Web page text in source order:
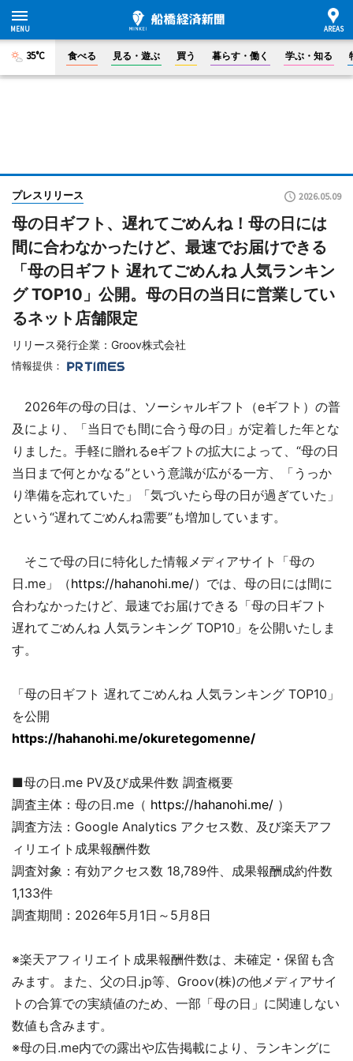
35°C 食べる 見る・遊ぶ 買う 暮らす・働く 学ぶ・知る
プレスリリース 2026.05.09
母の日ギフト、遅れてごめんね！母の日には
間に合わなかったけど、最速でお届けできる
「母の日ギフト 遅れてごめんね 人気ランキン
グ TOP10」公開。母の日の当日に営業してい
るネット店舗限定
リリース発行企業：Groov株式会社
情報提供：
2026年の母の日は、ソーシャルギフト（eギフト）の普
及により、「当日でも間に合う母の日」が定着した年とな
りました。手軽に贈れるeギフトの拡大によって、“母の日
当日まで何とかなる”という意識が広がる一方、「うっか
り準備を忘れていた」「気づいたら母の日が過ぎていた」
という“遅れてごめんね需要”も増加しています。
そこで母の日に特化した情報メディアサイト「母の
日.me」（https://hahanohi.me/）では、母の日には間に
合わなかったけど、最速でお届けできる「母の日ギフト
遅れてごめんね 人気ランキング TOP10」を公開いたしま
す。
「母の日ギフト 遅れてごめんね 人気ランキング TOP10」
を公開
https://hahanohi.me/okuretegomenne/
■母の日.me PV及び成果件数 調査概要
調査主体：母の日.me（ https://hahanohi.me/ ）
調査方法：Google Analytics アクセス数、及び楽天アフ
ィリエイト成果報酬件数
調査対象：有効アクセス数 18,789件、成果報酬成約件数
1,133件
調査期間：2026年5月1日～5月8日
※楽天アフィリエイト成果報酬件数は、未確定・保留も含
みます。また、父の日.jp等、Groov(株)の他メディアサイ
トの合算での実績値のため、一部「母の日」に関連しない
数値も含みます。
※母の日.me内での露出や広告掲載により、ランキングに